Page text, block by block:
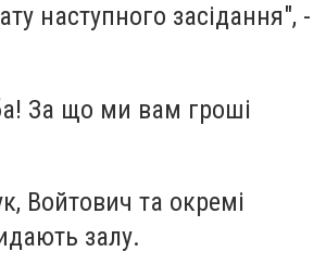
наступного засідання", -
За що ми вам гроші
Войтович та окремі
залу.